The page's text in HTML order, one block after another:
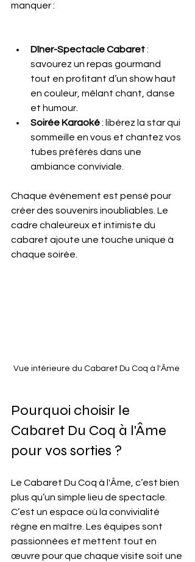
manquer :
Dîner-Spectacle Cabaret :
savourez un repas gourmand
tout en profitant d’un show haut
en couleur, mêlant chant, danse
et humour.
Soirée Karaoké : libérez la star qui
sommeille en vous et chantez vos
tubes préférés dans une
ambiance conviviale.
Chaque événement est pensé pour
créer des souvenirs inoubliables. Le
cadre chaleureux et intimiste du
cabaret ajoute une touche unique à
chaque soirée.
Vue intérieure du Cabaret Du Coq à l'Âme
Pourquoi choisir le
Cabaret Du Coq à l'Âme
pour vos sorties ?
Le Cabaret Du Coq à l'Âme, c’est bien
plus qu’un simple lieu de spectacle.
C’est un espace où la convivialité
règne en maître. Les équipes sont
passionnées et mettent tout en
œuvre pour que chaque visite soit une